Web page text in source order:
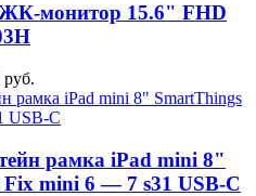
монитор 15.6" FHD
руб.
рамка iPad mini 8"
Fix mini 6 — 7 s31 USB-C